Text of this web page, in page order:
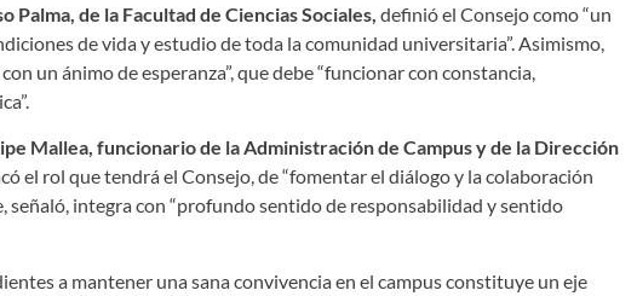
Palma, de la Facultad de Ciencias Sociales, definió el Consejo como “un
de vida y estudio de toda la comunidad universitaria”. Asimismo,
un ánimo de esperanza”, que debe “funcionar con constancia,
Mallea, funcionario de la Administración de Campus y de la Dirección
el rol que tendrá el Consejo, de “fomentar el diálogo y la colaboración
señaló, integra con “profundo sentido de responsabilidad y sentido
a mantener una sana convivencia en el campus constituye un eje